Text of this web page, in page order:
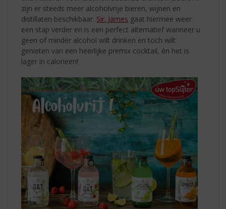
zijn er steeds meer alcoholvrije bieren, wijnen en
distillaten beschikbaar. Sir. James gaat hiermee weer
een stap verder en is een perfect alternatief wanneer u
geen of minder alcohol wilt drinken en toch wilt
genieten van een heerlijke premix cocktail, én het is
lager in calorieën!